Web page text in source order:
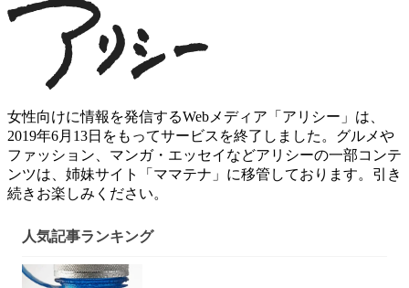
女性向けに情報を発信するWebメディア「アリシー」は、
2019年6月13日をもってサービスを終了しました。グルメや
ファッション、マンガ・エッセイなどアリシーの一部コンテ
ンツは、姉妹サイト「ママテナ」に移管しております。引き
続きお楽しみください。
人気記事ランキング